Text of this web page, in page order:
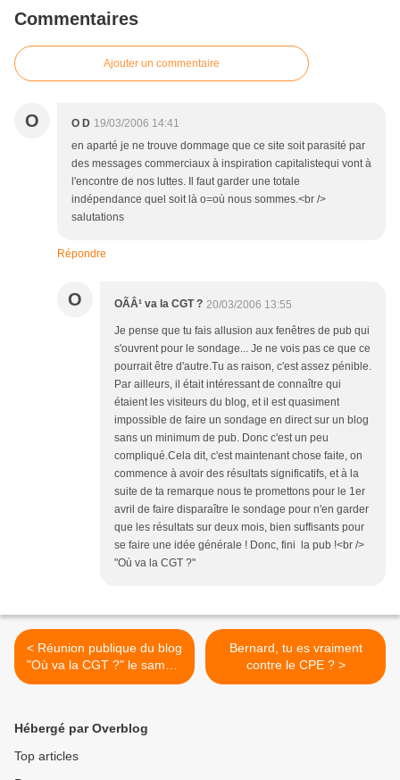
Commentaires
Ajouter un commentaire
O O D 19/03/2006 14:41
en aparté je ne trouve dommage que ce site soit parasité par
des messages commerciaux à inspiration capitalistequi vont à
l'encontre de nos luttes. Il faut garder une totale
indépendance quel soit là o=où nous sommes.<br />
salutations
Répondre
O OÃÂ¹ va la CGT ? 20/03/2006 13:55
Je pense que tu fais allusion aux fenêtres de pub qui
s'ouvrent pour le sondage... Je ne vois pas ce que ce
pourrait être d'autre.Tu as raison, c'est assez pénible.
Par ailleurs, il était intéressant de connaître qui
étaient les visiteurs du blog, et il est quasiment
impossible de faire un sondage en direct sur un blog
sans un minimum de pub. Donc c'est un peu
compliqué.Cela dit, c'est maintenant chose faite, on
commence à avoir des résultats significatifs, et à la
suite de ta remarque nous te promettons pour le 1er
avril de faire disparaître le sondage pour n'en garder
que les résultats sur deux mois, bien suffisants pour
se faire une idée générale ! Donc, fini la pub !<br />
"Où va la CGT ?"
< Réunion publique du blog
"Où va la CGT ?" le samedi
22 avril à Paris
Bernard, tu es vraiment
contre le CPE ? >
Hébergé par Overblog
Top articles